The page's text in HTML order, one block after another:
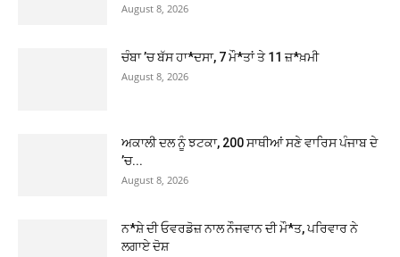
August 8, 2026
ਚੰਬਾ ’ਚ ਬੱਸ ਹਾ*ਦਸਾ, 7 ਮੌ*ਤਾਂ ਤੇ 11 ਜ਼*ਖ਼ਮੀ
August 8, 2026
ਅਕਾਲੀ ਦਲ ਨੂੰ ਝਟਕਾ, 200 ਸਾਥੀਆਂ ਸਣੇ ਵਾਰਿਸ ਪੰਜਾਬ ਦੇ
’ਚ...
August 8, 2026
ਨ*ਸ਼ੇ ਦੀ ਓਵਰਡੋਜ਼ ਨਾਲ ਨੌਜਵਾਨ ਦੀ ਮੌ*ਤ, ਪਰਿਵਾਰ ਨੇ
ਲਗਾਏ ਦੋਸ਼